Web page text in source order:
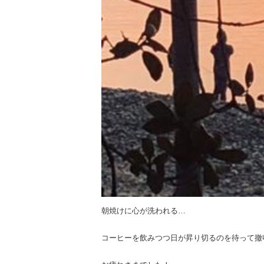
朝焼けに心が洗われる…
コーヒーを飲みつつ日が昇り切るのを待って